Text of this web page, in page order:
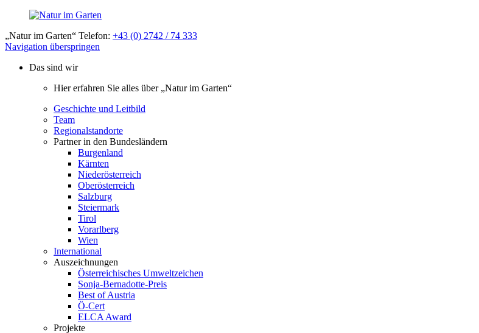
„Natur im Garten“ Telefon: +43 (0) 2742 / 74 333
Navigation überspringen
Das sind wir
Hier erfahren Sie alles über „Natur im Garten“
Geschichte und Leitbild
Team
Regionalstandorte
Partner in den Bundesländern
Burgenland
Kärnten
Niederösterreich
Oberösterreich
Salzburg
Steiermark
Tirol
Vorarlberg
Wien
International
Auszeichnungen
Österreichisches Umweltzeichen
Sonja-Bernadotte-Preis
Best of Austria
Ö-Cert
ELCA Award
Projekte